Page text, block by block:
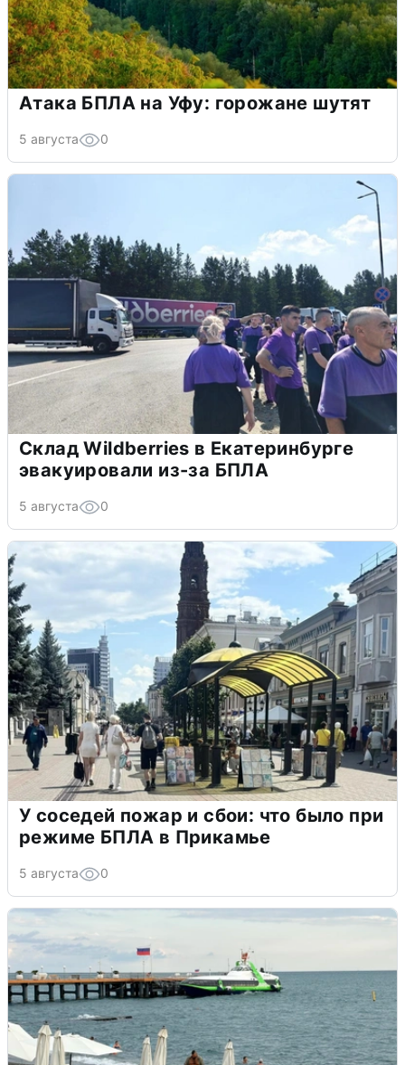
Атака БПЛА на Уфу: горожане шутят
5 августа 0
Склад Wildberries в Екатеринбурге
эвакуировали из-за БПЛА
5 августа 0
У соседей пожар и сбои: что было при
режиме БПЛА в Прикамье
5 августа 0